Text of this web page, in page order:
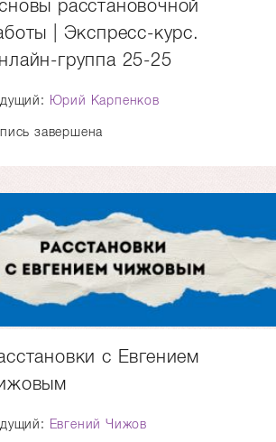
расстановочной
| Экспресс-курс.
группа 25-25
Юрий Карпенков
завершена
с Евгением
Евгений Чижов